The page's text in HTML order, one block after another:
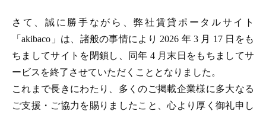
さて、誠に勝手ながら、弊社賃貸ポータルサイト
「akibaco」は、諸般の事情により 2026 年 3 月 17 日をも
ちましてサイトを閉鎖し、同年 4 月末日をもちましてサ
ービスを終了させていただくこととなりました。
これまで長きにわたり、多くのご掲載企業様に多大なる
ご支援・ご協力を賜りましたこと、心より厚く御礼申し